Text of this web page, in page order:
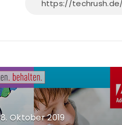
8. Oktober 2019